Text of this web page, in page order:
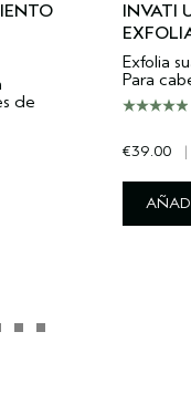
de
INVATI
Exfolia
Para
€39.00 |